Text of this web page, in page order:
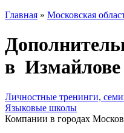
Главная » Московская
в Измайлове
Личностные тренинги,
Языковые школы
Компании в городах